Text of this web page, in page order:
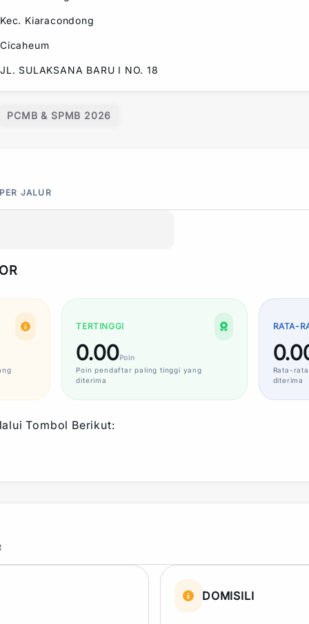
Kec. Kiaracondong
Cicaheum
JL. SULAKSANA BARU I NO. 18
PCMB & SPMB 2026
JALUR
TERTINGGI
0.00Poin
Poin pendaftar paling tinggi yang
diterima
RATA-
Rata-rata
diterima
Tombol Berikut:
DOMISILI